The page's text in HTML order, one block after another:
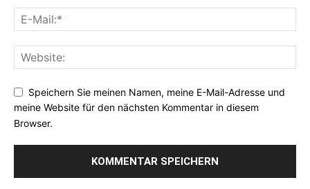
Speichern Sie meinen Namen, meine E-Mail-Adresse und
meine Website für den nächsten Kommentar in diesem
Browser.